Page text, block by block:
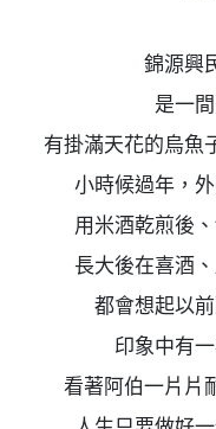
錦源興
是一
有掛滿天花的烏魚
小時候過年，
用米酒乾煎後
長大後在喜酒
都會想起以
印象中有
看著阿伯一片片